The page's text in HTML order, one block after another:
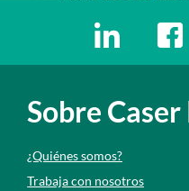
Ir a a la
Sobre
¿Quiénes somos?
Trabaja con nosotros